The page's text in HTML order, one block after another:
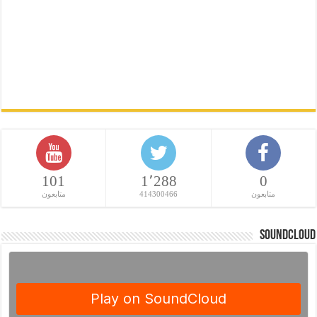
0
متابعون
1٬288
414300466
101
متابعون
SoundCloud